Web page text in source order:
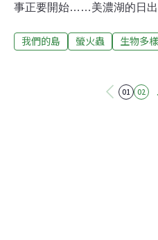
事正要開始……美濃湖的日出
在樹上吱吱喳喳；五十多隻
玫，人稱「橘子老師」。
我們的島 螢火蟲 生物多
01 02